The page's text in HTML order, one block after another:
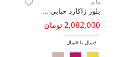
بلوز ژاکارد حبابی دمپا گت دار
2,082,000 تومان
3سال تا 8سال